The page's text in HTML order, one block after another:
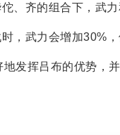
佗、齐的组合下，武
，武力会增加30%
发挥吕布的优势，